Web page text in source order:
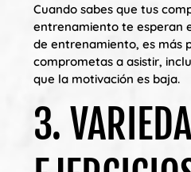
Cuando sabes que tus
entrenamiento te esperan
de entrenamiento, es más
comprometas a asistir,
que la motivación es baja.
3.